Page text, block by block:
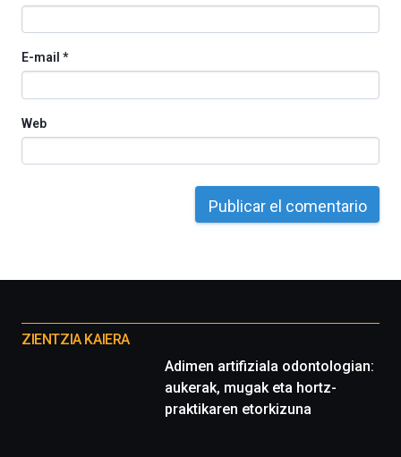
E-mail *
Web
proyectos
ZIENTZIA KAIERA
Adimen artifiziala odontologian:
aukerak, mugak eta hortz-
praktikaren etorkizuna